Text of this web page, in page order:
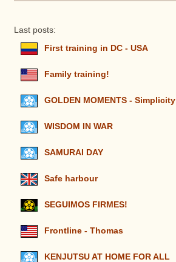
Last posts:
First training in DC - USA
Family training!
GOLDEN MOMENTS - Simplicity
WISDOM IN WAR
SAMURAI DAY
Safe harbour
SEGUIMOS FIRMES!
Frontline - Thomas
KENJUTSU AT HOME FOR ALL